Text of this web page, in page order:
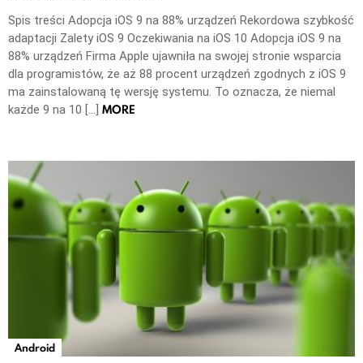
Spis treści Adopcja iOS 9 na 88% urządzeń Rekordowa szybkość
adaptacji Zalety iOS 9 Oczekiwania na iOS 10 Adopcja iOS 9 na
88% urządzeń Firma Apple ujawniła na swojej stronie wsparcia
dla programistów, że aż 88 procent urządzeń zgodnych z iOS 9
ma zainstalowaną tę wersję systemu. To oznacza, że niemal
każde 9 na 10 […] MORE
Android